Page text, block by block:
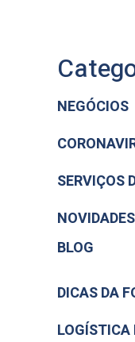
NEGÓCIOS
SERVIÇOS
BLOG
DICAS DA
LOGÍSTICA